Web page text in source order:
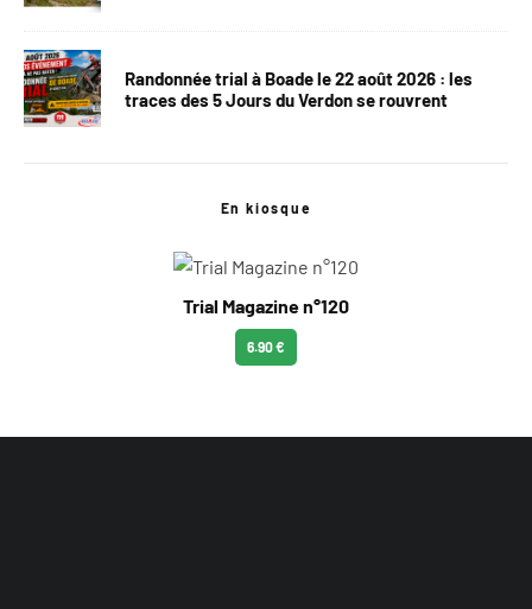
Randonnée trial à Boade le 22 août 2026 : les
traces des 5 Jours du Verdon se rouvrent
En kiosque
Trial Magazine n°120
6.90 €